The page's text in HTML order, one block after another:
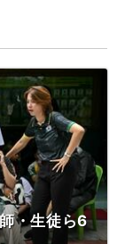
・生徒ら6